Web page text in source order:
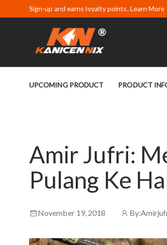
Sign-up and earns loyalty points. Learn More
UPCOMING PRODUCT PRODUCT
Amir Jufri:
Pulang Ke
November 19, 2018 By: